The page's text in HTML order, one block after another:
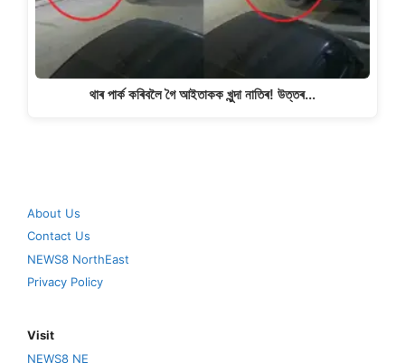
থাৰ পাৰ্ক কৰিবলৈ গৈ আইতাকক খুন্দা নাতিৰ! উত্তৰ…
About Us
Contact Us
NEWS8 NorthEast
Privacy Policy
Visit
NEWS8 NE